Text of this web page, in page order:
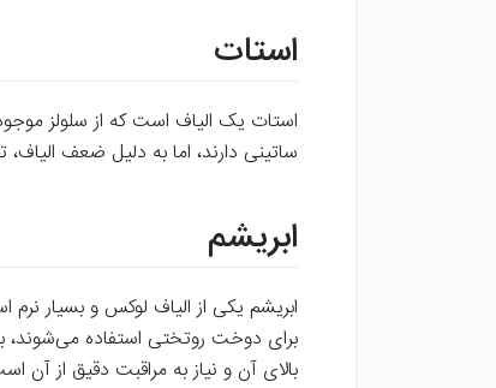
استات
استات یک الیاف است که از سلولز
ساتینی دارند، اما به دلیل ضعف
ابریشم
ابریشم یکی از الیاف لوکس و بسیار
برای دوخت روتختی استفاده می‌شوند،
بالای آن و نیاز به مراقبت دقیق از آن